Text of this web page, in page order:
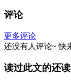
评论
更多评论
还没有人评论~ 快
读过此文的还